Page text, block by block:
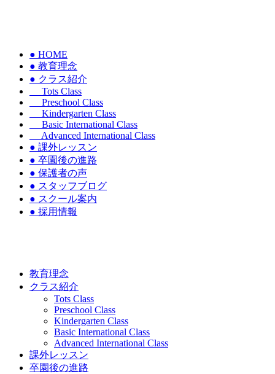
● HOME
● 教育理念
● クラス紹介
Tots Class
Preschool Class
Kindergarten Class
Basic International Class
Advanced International Class
● 課外レッスン
● 卒園後の進路
● 保護者の声
● スタッフブログ
● スクール案内
● 採用情報
教育理念
クラス紹介
Tots Class
Preschool Class
Kindergarten Class
Basic International Class
Advanced International Class
課外レッスン
卒園後の進路